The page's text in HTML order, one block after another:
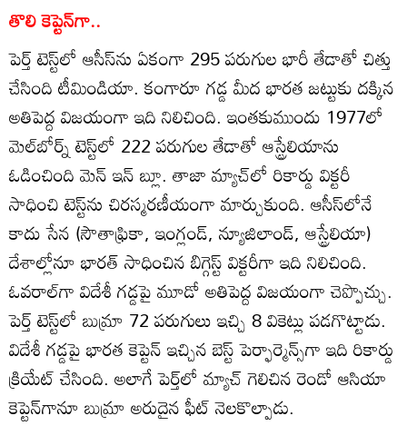
తొలి కెప్టెన్‌గా..
పెర్త్ టెస్ట్‌లో ఆసీస్‌ను ఏకంగా 295 పరుగుల భారీ తేడాతో చిత్తు
చేసింది టీమిండియా. కంగారూ గడ్డ మీద భారత జట్టుకు దక్కిన
అతిపెద్ద విజయంగా ఇది నిలిచింది. ఇంతకుముందు 1977లో
మెల్‌బోర్న్ టెస్ట్‌లో 222 పరుగుల తేడాతో ఆస్ట్రేలియాను
ఓడించింది మెన్ ఇన్ బ్లూ. తాజా మ్యాచ్‌లో రికార్డు విక్టరీ
సాధించి టెస్ట్‌ను చిరస్మరణీయంగా మార్చుకుంది. ఆసీస్‌లోనే
కాదు సేన (సౌతాఫ్రికా, ఇంగ్లండ్, న్యూజిలాండ్, ఆస్ట్రేలియా)
దేశాల్లోనూ భారత్ సాధించిన బిగ్గెస్ట్ విక్టరీగా ఇది నిలిచింది.
ఓవరాల్‌గా విదేశీ గడ్డపై మూడో అతిపెద్ద విజయంగా చెప్పొచ్చు.
పెర్త్ టెస్ట్‌లో బుమ్రా 72 పరుగులు ఇచ్చి 8 వికెట్లు పడగొట్టాడు.
విదేశీ గడ్డపై భారత కెప్టెన్ ఇచ్చిన బెస్ట్ పెర్ఫార్మెన్స్‌గా ఇది రికార్డు
క్రియేట్ చేసింది. అలాగే పెర్త్‌లో మ్యాచ్ గెలిచిన రెండో ఆసియా
కెప్టెన్‌గానూ బుమ్రా అరుదైన ఫీట్ నెలకొల్పాడు.